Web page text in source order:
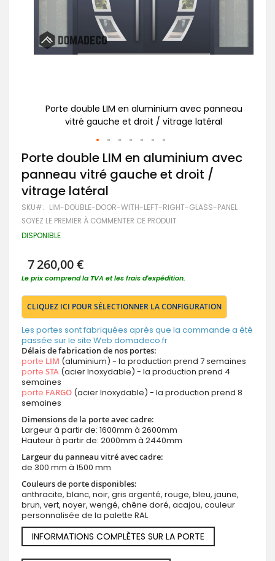
Porte double LIM en aluminium avec panneau
vitré gauche et droit / vitrage latéral
Passer
au
début
de
la
Galerie
d’images
Porte double LIM en aluminium avec
panneau vitré gauche et droit /
vitrage latéral
SKU LIM-DOUBLE-DOOR-WITH-LEFT-RIGHT-GLASS-PANEL
SOYEZ LE PREMIER À COMMENTER CE PRODUIT
DISPONIBLE
7 260,00 €
Le prix comprend la TVA et les frais d'expédition.
CLIQUEZ ICI POUR SÉLECTIONNER LA CONFIGURATION
Les portes sont fabriquées après que la commande a été
passée sur le site Web domadeco.fr
Délais de fabrication de nos portes:
porte LIM (aluminium) - la production prend 7 semaines
porte STA (acier Inoxydable) - la production prend 4
semaines
porte FARGO (acier Inoxydable) - la production prend 8
semaines
Dimensions de la porte avec cadre:
Largeur à partir de: 1600mm à 2600mm
Hauteur à partir de: 2000mm à 2440mm
Largeur du panneau vitré avec cadre:
de 300 mm à 1500 mm
Couleurs de porte disponibles:
anthracite, blanc, noir, gris argenté, rouge, bleu, jaune,
brun, vert, noyer, wengé, chêne doré, acajou, couleur
personnalisée de la palette RAL
INFORMATIONS COMPLÈTES SUR LA PORTE